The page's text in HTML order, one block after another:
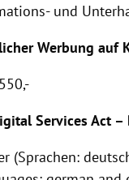
und
Werbung auf
Services Act –
(Sprachen: